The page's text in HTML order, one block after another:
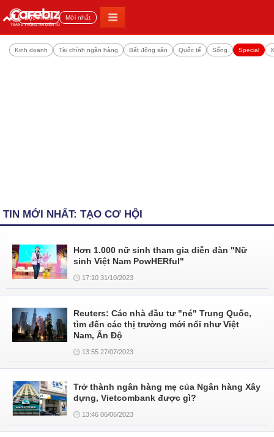
Đọc nhiều Mới nhất
Kinh doanh Tài chính ngân hàng Bất động sản Quốc tế Sống Special
TIN MỚI NHẤT: TẠO CƠ HỘI
Hơn 1.000 nữ sinh tham gia diễn đàn "Nữ
sinh Việt Nam PowHERful"
17:10 31/10/2023
Reuters: Các nhà đầu tư "né" Trung Quốc,
tìm đến các thị trường mới nổi như Việt
Nam, Ấn Độ
13:55 27/07/2023
Trở thành ngân hàng mẹ của Ngân hàng Xây
dựng, Vietcombank được gì?
13:46 06/06/2023